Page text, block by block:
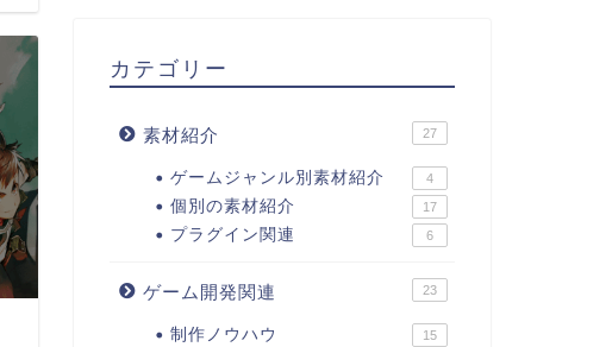
カテゴリー
素材紹介 27
ゲームジャンル別素材紹介 4
個別の素材紹介 17
プラグイン関連 6
ゲーム開発関連 23
制作ノウハウ 15